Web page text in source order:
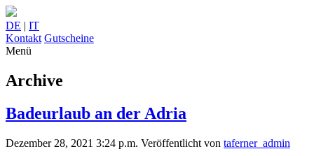
DE | IT
Kontakt Gutscheine
Menü
Archive
Badeurlaub an der Adria
Dezember 28, 2021 3:24 p.m. Veröffentlicht von taferner_admin